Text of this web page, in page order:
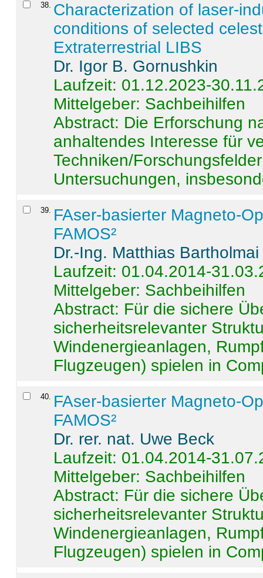
38. Characterization of laser-
conditions of selected
Extraterrestrial LIBS
Dr. Igor B. Gornushkin
Laufzeit: 01.12.2023-
Mittelgeber: Sachbeihilfen
Abstract: Die Erforschung
anhaltendes Interesse für
Techniken/
Untersuchungen,
39. FAser-basierter Magneto-
FAMOS²
Dr.-Ing. Matthias Bartholmai
Laufzeit: 01.04.2014-
Mittelgeber: Sachbeihilfen
Abstract: Für die sichere
sicherheitsrelevanter
Windenergieanlagen,
Flugzeugen) spielen in
40. FAser-basierter Magneto-
FAMOS²
Dr. rer. nat. Uwe Beck
Laufzeit: 01.04.2014-
Mittelgeber: Sachbeihilfen
Abstract: Für die sichere
sicherheitsrelevanter
Windenergieanlagen,
Flugzeugen) spielen in